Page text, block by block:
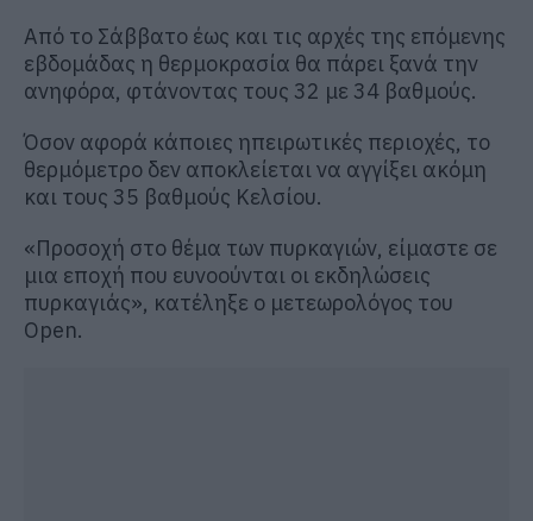
Από το Σάββατο έως και τις αρχές της επόμενης
εβδομάδας η θερμοκρασία θα πάρει ξανά την
ανηφόρα, φτάνοντας τους 32 με 34 βαθμούς.
Όσον αφορά κάποιες ηπειρωτικές περιοχές, το
θερμόμετρο δεν αποκλείεται να αγγίξει ακόμη
και τους 35 βαθμούς Κελσίου.
«Προσοχή στο θέμα των πυρκαγιών, είμαστε σε
μια εποχή που ευνοούνται οι εκδηλώσεις
πυρκαγιάς», κατέληξε ο μετεωρολόγος του
Open.